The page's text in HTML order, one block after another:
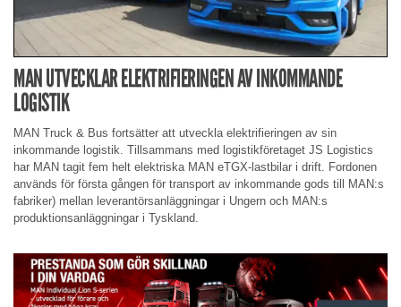
MAN UTVECKLAR ELEKTRIFIERINGEN AV INKOMMANDE
LOGISTIK
MAN Truck & Bus fortsätter att utveckla elektrifieringen av sin
inkommande logistik. Tillsammans med logistikföretaget JS Logistics
har MAN tagit fem helt elektriska MAN eTGX-lastbilar i drift. Fordonen
används för första gången för transport av inkommande gods till MAN:s
fabriker) mellan leverantörsanläggningar i Ungern och MAN:s
produktionsanläggningar i Tyskland.